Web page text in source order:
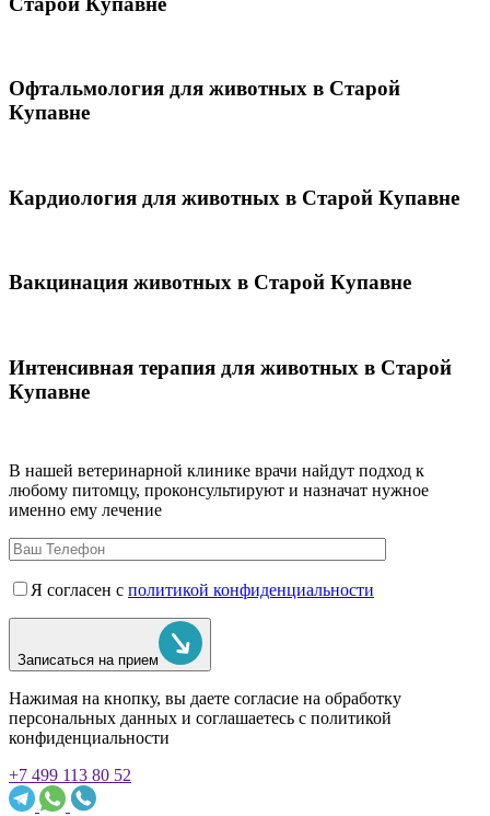
Офтальмология для животных в Старой
Купавне
Кардиология для животных в Старой Купавне
Вакцинация животных в Старой Купавне
Интенсивная терапия для животных в Старой
Купавне
В нашей ветеринарной клинике врачи найдут подход к
любому питомцу, проконсультируют и назначат нужное
именно ему лечение
Я согласен с политикой конфиденциальности
Записаться на прием
Нажимая на кнопку, вы даете согласие на обработку
персональных данных и соглашаетесь c политикой
конфиденциальности
+7 499 113 80 52